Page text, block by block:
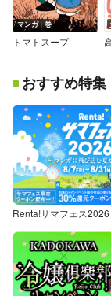
マンガ｜巻
トマトスープ
おすすめ特集
Renta!サマフェス2026